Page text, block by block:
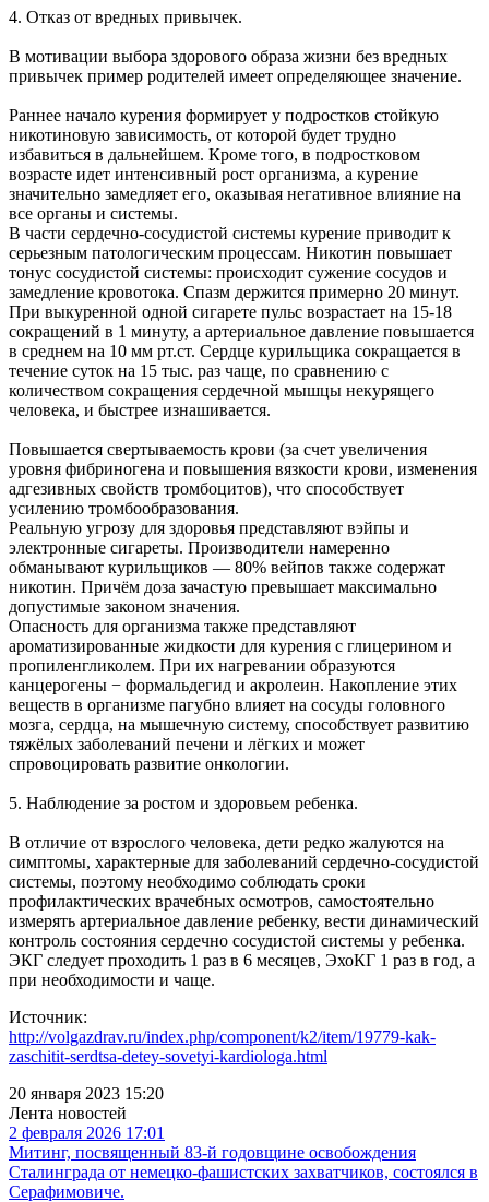
4. Отказ от вредных привычек.
В мотивации выбора здорового образа жизни без вредных
привычек пример родителей имеет определяющее значение.
Раннее начало курения формирует у подростков стойкую
никотиновую зависимость, от которой будет трудно
избавиться в дальнейшем. Кроме того, в подростковом
возрасте идет интенсивный рост организма, а курение
значительно замедляет его, оказывая негативное влияние на
все органы и системы.
В части сердечно-сосудистой системы курение приводит к
серьезным патологическим процессам. Никотин повышает
тонус сосудистой системы: происходит сужение сосудов и
замедление кровотока. Спазм держится примерно 20 минут.
При выкуренной одной сигарете пульс возрастает на 15-18
сокращений в 1 минуту, а артериальное давление повышается
в среднем на 10 мм рт.ст. Сердце курильщика сокращается в
течение суток на 15 тыс. раз чаще, по сравнению с
количеством сокращения сердечной мышцы некурящего
человека, и быстрее изнашивается.
Повышается свертываемость крови (за счет увеличения
уровня фибриногена и повышения вязкости крови, изменения
адгезивных свойств тромбоцитов), что способствует
усилению тромбообразования.
Реальную угрозу для здоровья представляют вэйпы и
электронные сигареты. Производители намеренно
обманывают курильщиков — 80% вейпов также содержат
никотин. Причём доза зачастую превышает максимально
допустимые законом значения.
Опасность для организма также представляют
ароматизированные жидкости для курения с глицерином и
пропиленгликолем. При их нагревании образуются
канцерогены − формальдегид и акролеин. Накопление этих
веществ в организме пагубно влияет на сосуды головного
мозга, сердца, на мышечную систему, способствует развитию
тяжёлых заболеваний печени и лёгких и может
спровоцировать развитие онкологии.
5. Наблюдение за ростом и здоровьем ребенка.
В отличие от взрослого человека, дети редко жалуются на
симптомы, характерные для заболеваний сердечно-сосудистой
системы, поэтому необходимо соблюдать сроки
профилактических врачебных осмотров, самостоятельно
измерять артериальное давление ребенку, вести динамический
контроль состояния сердечно сосудистой системы у ребенка.
ЭКГ следует проходить 1 раз в 6 месяцев, ЭхоКГ 1 раз в год, а
при необходимости и чаще.
Источник:
http://volgazdrav.ru/index.php/component/k2/item/19779-kak-
zaschitit-serdtsa-detey-sovetyi-kardiologa.html
20 января 2023 15:20
Лента новостей
2 февраля 2026 17:01
Митинг, посвященный 83-й годовщине освобождения
Сталинграда от немецко-фашистских захватчиков, состоялся в
Серафимовиче.